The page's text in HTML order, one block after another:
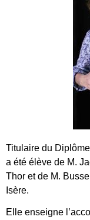
Titulaire du
a été élève de M.
Thor et de M.
Isère.
Elle enseigne